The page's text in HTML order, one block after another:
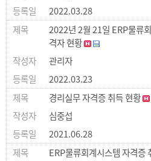
2022.03.28
2022년 2월 21일 ERP물류
격자 현황
관리자
2022.03.23
경리실무 자격증 취득 현황
심중섭
2021.06.28
ERP물류회계시스템 자격증